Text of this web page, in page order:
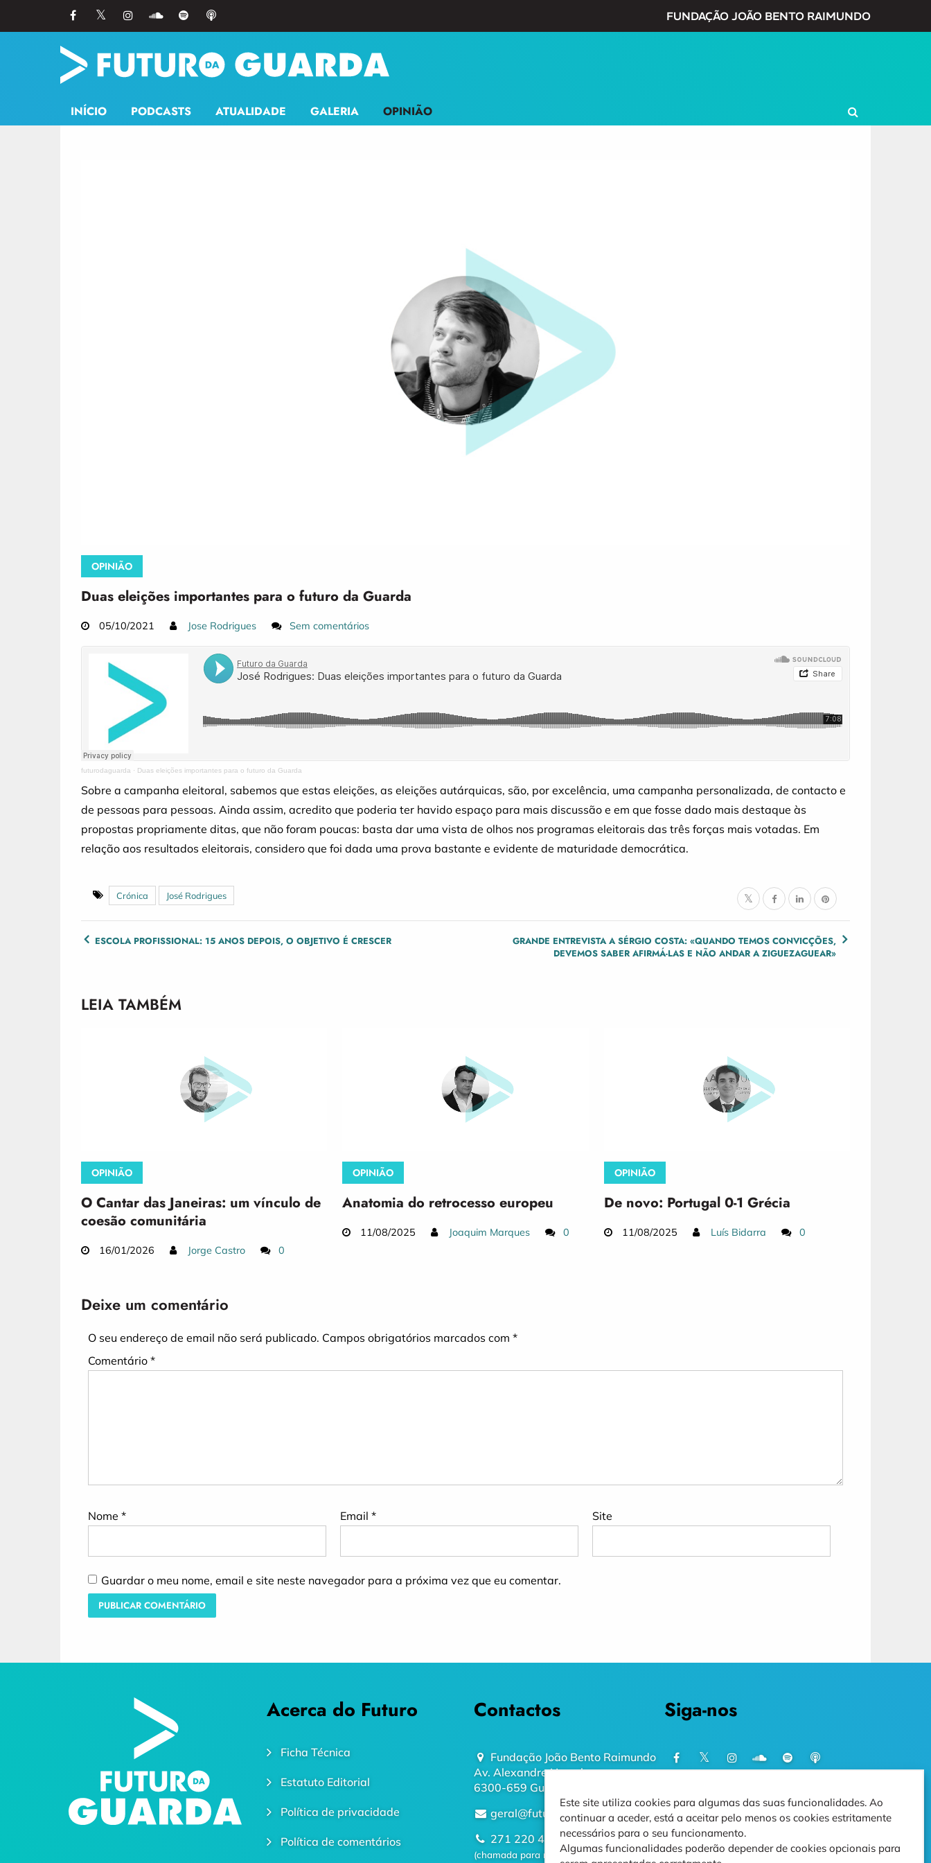
Este site utiliza cookies para algumas das suas funcionalidades. Ao
continuar a aceder, está a aceitar pelo menos os cookies estritamente
necessários para o seu funcionamento.
Algumas funcionalidades poderão depender de cookies opcionais para
FUNDAÇÃO JOÃO BENTO RAIMUNDO
INÍCIO PODCASTS ATUALIDADE GALERIA OPINIÃO
OPINIÃO
Duas eleições importantes para o futuro da Guarda
05/10/2021 Jose Rodrigues Sem comentários
futurodaguarda · Duas eleições importantes para o futuro da Guarda
Sobre a campanha eleitoral, sabemos que estas eleições, as eleições autárquicas, são, por excelência, uma campanha personalizada, de contacto e
de pessoas para pessoas. Ainda assim, acredito que poderia ter havido espaço para mais discussão e em que fosse dado mais destaque às
propostas propriamente ditas, que não foram poucas: basta dar uma vista de olhos nos programas eleitorais das três forças mais votadas. Em
relação aos resultados eleitorais, considero que foi dada uma prova bastante e evidente de maturidade democrática.
Crónica José Rodrigues
POST
ESCOLA PROFISSIONAL: 15 ANOS DEPOIS, O OBJETIVO É CRESCER
GRANDE ENTREVISTA A SÉRGIO COSTA: «QUANDO TEMOS CONVICÇÕES,
DEVEMOS SABER AFIRMÁ-LAS E NÃO ANDAR A ZIGUEZAGUEAR»
LEIA TAMBÉM
OPINIÃO
O Cantar das Janeiras: um vínculo de
coesão comunitária
16/01/2026 Jorge Castro 0
OPINIÃO
Anatomia do retrocesso europeu
11/08/2025 Joaquim Marques 0
OPINIÃO
De novo: Portugal 0-1 Grécia
11/08/2025 Luís Bidarra 0
Deixe um comentário
O seu endereço de email não será publicado. Campos obrigatórios marcados com *
Comentário *
Nome * Email* Site
Guardar o meu nome, email e site neste navegador para a próxima vez que eu comentar.
Acerca do Futuro
Ficha Técnica
Estatuto Editorial
Política de privacidade
Política de comentários
Contactos
Fundação João Bento Raimundo
Av. Alexandre Herculano
6300-659 Guarda
geral@futurodaguarda.pt
271 220 410
(chamada para rede fixa nacional)
Siga-nos